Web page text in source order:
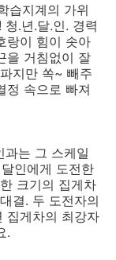
습지계의 가위
.년.달.인. 경력
랑이 힘이 솟아
을 거침없이 잘
지만 쏙~ 빼주
정 속으로 빠져
과는 그 스케일
인에게 도전한
크기의 집게차
결. 두 도전자의
집게차의 최강자
.